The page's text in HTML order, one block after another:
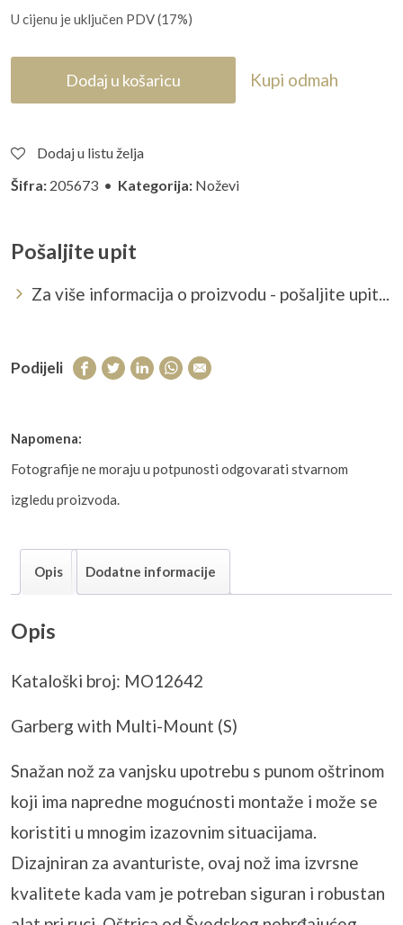
U cijenu je uključen PDV (17%)
Dodaj u košaricu Kupi odmah
Dodaj u listu želja
Šifra: 205673 • Kategorija: Noževi
Pošaljite upit
Za više informacija o proizvodu - pošaljite upit...
Podijeli
Napomena:
Fotografije ne moraju u potpunosti odgovarati stvarnom
izgledu proizvoda.
Opis Dodatne informacije
Opis
Kataloški broj: MO12642
Garberg with Multi-Mount (S)
Snažan nož za vanjsku upotrebu s punom oštrinom
koji ima napredne mogućnosti montaže i može se
koristiti u mnogim izazovnim situacijama.
Dizajniran za avanturiste, ovaj nož ima izvrsne
kvalitete kada vam je potreban siguran i robustan